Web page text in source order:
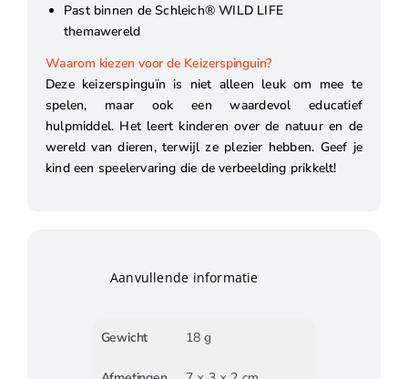
Past binnen de Schleich® WILD LIFE
themawereld
Waarom kiezen voor de Keizerspinguin?
Deze keizerspinguïn is niet alleen leuk om mee te
spelen, maar ook een waardevol educatief
hulpmiddel. Het leert kinderen over de natuur en de
wereld van dieren, terwijl ze plezier hebben. Geef je
kind een speelervaring die de verbeelding prikkelt!
Aanvullende informatie
Gewicht 18 g